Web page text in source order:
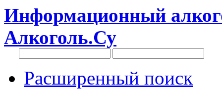
Информационный
Алкоголь.Су
Расширенный поиск